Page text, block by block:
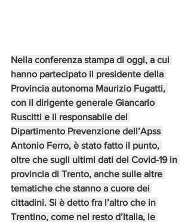
Nella conferenza stampa di oggi, a cui
hanno partecipato il presidente della
Provincia autonoma Maurizio Fugatti,
con il dirigente generale Giancarlo
Ruscitti e il responsabile del
Dipartimento Prevenzione dell’Apss
Antonio Ferro, è stato fatto il punto,
oltre che sugli ultimi dati del Covid-19 in
provincia di Trento, anche sulle altre
tematiche che stanno a cuore dei
cittadini. Si è detto fra l’altro che in
Trentino, come nel resto d’Italia, le